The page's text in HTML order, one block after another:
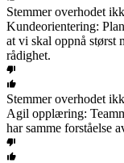
Stemmer overhodet
Kundeorientering:
at vi skal oppnå størst
rådighet.
Stemmer overhodet
Agil opplæring:
har samme forståelse